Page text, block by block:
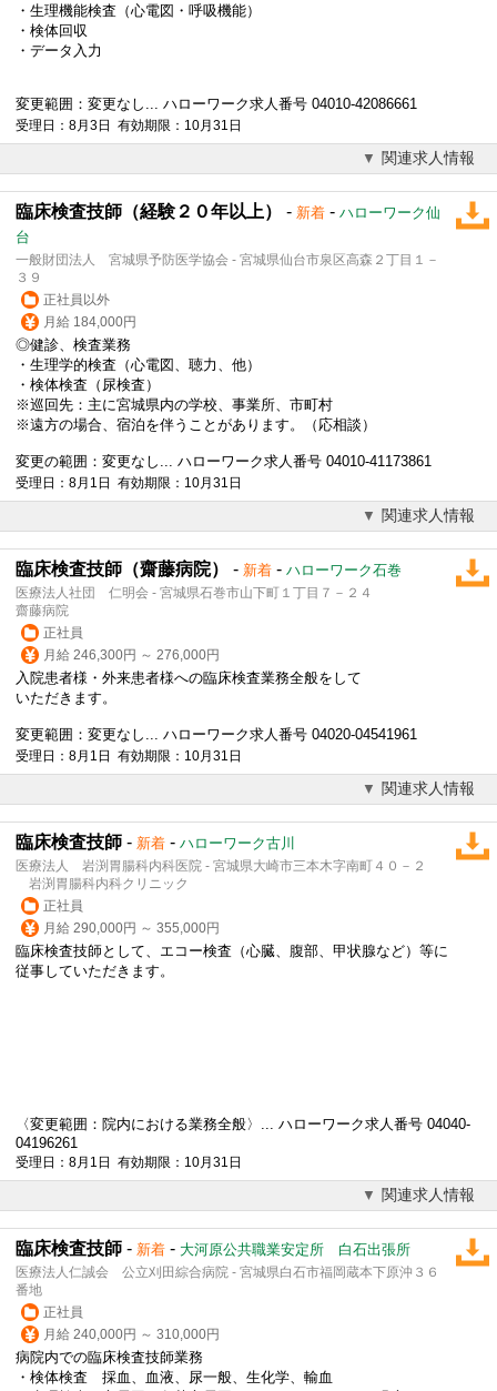
・生理機能検査（心電図・呼吸機能）
・検体回収
・データ入力
変更範囲：変更なし... ハローワーク求人番号 04010-42086661
受理日：8月3日 有効期限：10月31日
関連求人情報
臨床検査技師（経験２０年以上） - 新着 - ハローワーク仙
台
一般財団法人 宮城県予防医学協会 - 宮城県仙台市泉区高森２丁目１－
３９
正社員以外
月給 184,000円
◎健診、検査業務
・生理学的検査（心電図、聴力、他）
・検体検査（尿検査）
※巡回先：主に宮城県内の学校、事業所、市町村
※遠方の場合、宿泊を伴うことがあります。（応相談）
変更の範囲：変更なし... ハローワーク求人番号 04010-41173861
受理日：8月1日 有効期限：10月31日
関連求人情報
臨床検査技師（齋藤病院） - 新着 - ハローワーク石巻
医療法人社団 仁明会 - 宮城県石巻市山下町１丁目７－２４
齋藤病院
正社員
月給 246,300円 ～ 276,000円
入院患者様・外来患者様への臨床検査業務全般をして
いただきます。
変更範囲：変更なし... ハローワーク求人番号 04020-04541961
受理日：8月1日 有効期限：10月31日
関連求人情報
臨床検査技師 - 新着 - ハローワーク古川
医療法人 岩渕胃腸科内科医院 - 宮城県大崎市三本木字南町４０－２
岩渕胃腸科内科クリニック
正社員
月給 290,000円 ～ 355,000円
臨床検査技師として、エコー検査（心臓、腹部、甲状腺など）等に
従事していただきます。
〈変更範囲：院内における業務全般〉... ハローワーク求人番号 04040-
04196261
受理日：8月1日 有効期限：10月31日
関連求人情報
臨床検査技師 - 新着 - 大河原公共職業安定所 白石出張所
医療法人仁誠会 公立刈田綜合病院 - 宮城県白石市福岡蔵本下原沖３６
番地
正社員
月給 240,000円 ～ 310,000円
病院内での臨床検査技師業務
・検体検査 採血、血液、尿一般、生化学、輸血